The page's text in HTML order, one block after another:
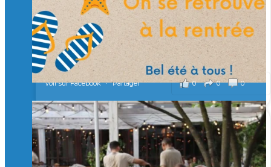
À l’Isep, nous formons des ingénieurs, des bachelors, des
Mastères Spécialisés, qui allient excellence technologique et
valeurs humaines, au cœur de notre pro
...Voir plus
il y a 2 mois
0 0 0
Voir sur Facebook · Partager
🚀Afterwork à Genève 🚀
🥳 Le 22 avril dernier, 14 Alumni vivant / travaillant
en Suisse ont partagé un moment convivial de